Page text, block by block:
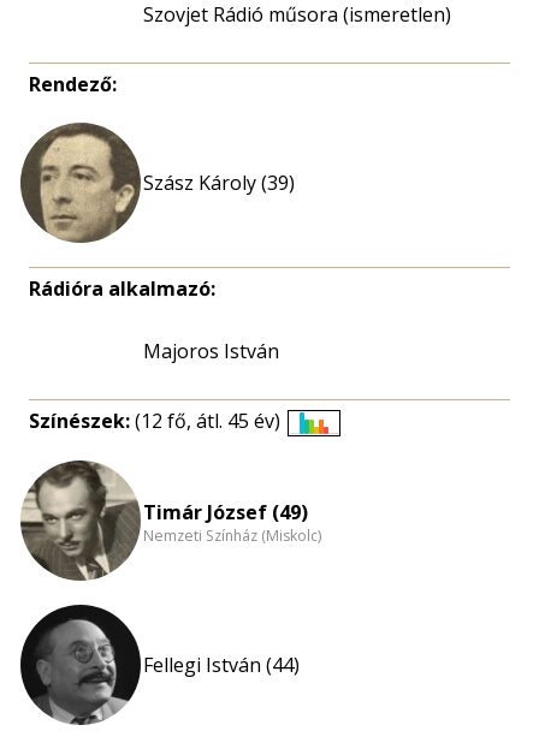
Szovjet Rádió műsora (ismeretlen)
Rendező:
Szász Károly (39)
Rádióra alkalmazó:
Majoros István
Színészek:(12 fő, átl. 45 év)
Timár József (49)
Nemzeti Színház (Miskolc)
Fellegi István (44)